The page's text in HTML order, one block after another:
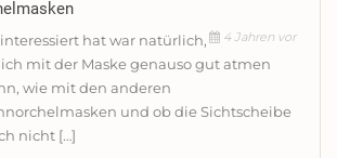
4 Jahren vor
hat war natürlich,
mit der Maske genauso gut atmen
wie mit den anderen
und ob die Sichtscheibe
nicht […]